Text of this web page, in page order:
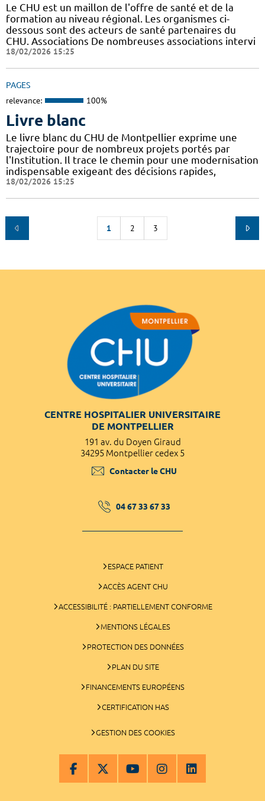
Le CHU est un maillon de l'offre de santé et de la
formation au niveau régional. Les organismes ci-
dessous sont des acteurs de santé partenaires du
CHU. Associations De nombreuses associations intervi
18/02/2026 15:25
PAGES
relevance: 100%
Livre blanc
Le livre blanc du CHU de Montpellier exprime une
trajectoire pour de nombreux projets portés par
l'Institution. Il trace le chemin pour une modernisation
indispensable exigeant des décisions rapides,
18/02/2026 15:25
1 2 3
CENTRE HOSPITALIER UNIVERSITAIRE
DE MONTPELLIER
191 av. du Doyen Giraud
34295 Montpellier cedex 5
Contacter le CHU
04 67 33 67 33
ESPACE PATIENT
ACCÈS AGENT CHU
ACCESSIBILITÉ : PARTIELLEMENT CONFORME
MENTIONS LÉGALES
PROTECTION DES DONNÉES
PLAN DU SITE
FINANCEMENTS EUROPÉENS
CERTIFICATION HAS
GESTION DES COOKIES